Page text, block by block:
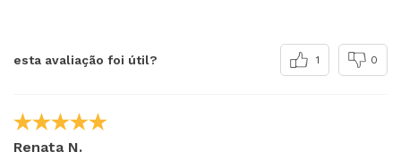
esta avaliação foi útil? 1 0
Renata N.